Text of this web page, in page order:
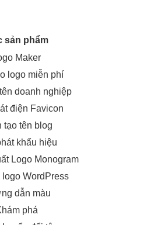
sản phẩm
Maker
logo miễn phí
doanh nghiệp
điện Favicon
tạo tên blog
khẩu hiệu
Logo Monogram
logo WordPress
dẫn màu
phá